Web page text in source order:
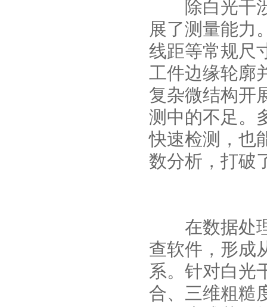
除白光干涉
展了测量能力
线距等常规尺
工件边缘轮廓
复杂微结构开
测中的不足。
快速检测，也
数分析，打破
在数据处理
查软件，形成
系。针对白光
合、三维粗糙